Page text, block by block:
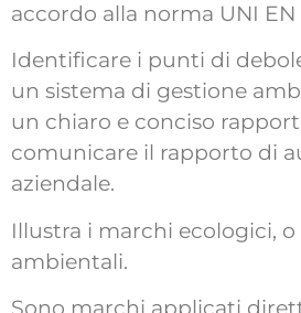
accordo alla norma UNI EN
Identificare i punti di
un sistema di gestione
un chiaro e conciso
comunicare il rapporto di
aziendale.
Illustra i marchi ecologici,
ambientali.